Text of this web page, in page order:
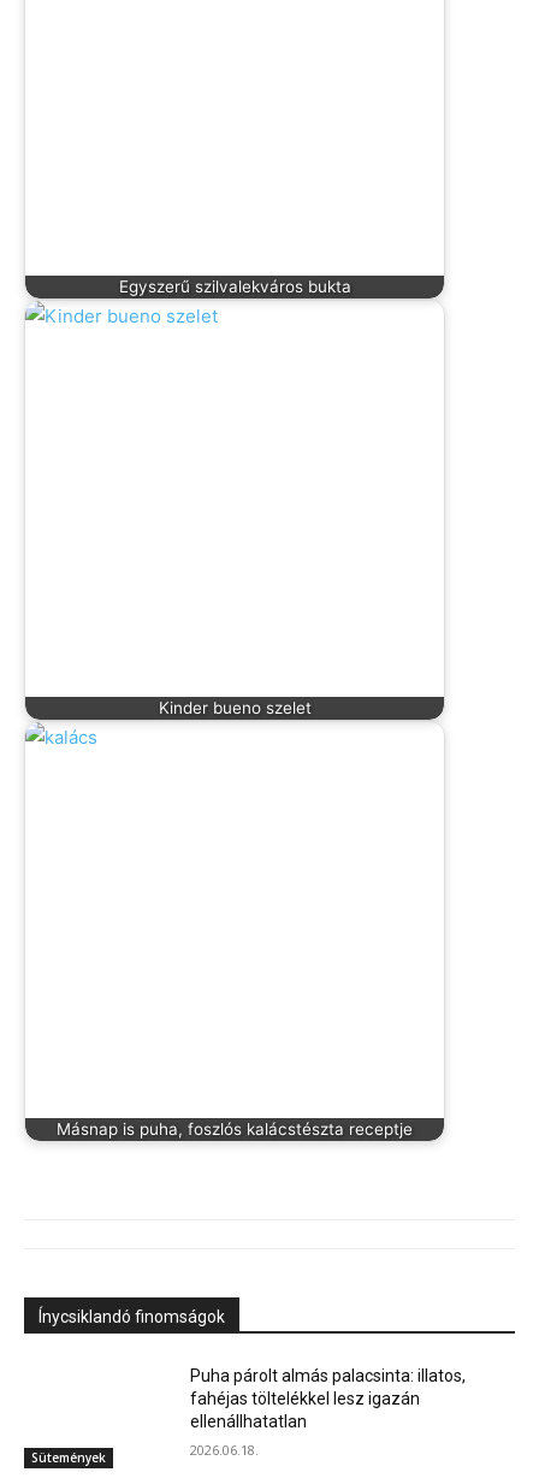
Egyszerű szilvalekváros bukta
Kinder bueno szelet
Másnap is puha, foszlós kalácstészta receptje
Ínycsiklandó finomságok
Sütemények
Puha párolt almás palacsinta: illatos,
fahéjas töltelékkel lesz igazán
ellenállhatatlan
2026.06.18.